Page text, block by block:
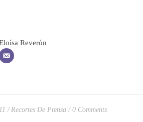
Reverón
Recortes De Prensa 0 Comments